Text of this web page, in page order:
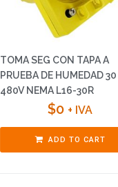
TOMA SEG CON TAPA A
PRUEBA DE HUMEDAD
480V NEMA L16-30R
$0 + IVA
ADD TO CART